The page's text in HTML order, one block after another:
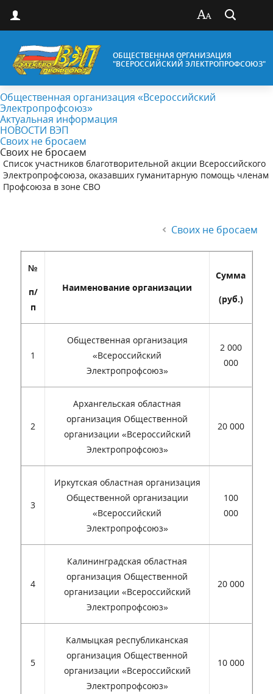
ОБЩЕСТВЕННАЯ ОРГАНИЗАЦИЯ
"ВСЕРОССИЙСКИЙ ЭЛЕКТРОПРОФСОЮЗ"
Общественная организация «Всероссийский
Электропрофсоюз»
Актуальная информация
НОВОСТИ ВЭП
Своих не бросаем
Своих не бросаем
Список участников благотворительной акции Всероссийского
Электропрофсоюза, оказавших гуманитарную помощь членам
Профсоюза в зоне СВО
Своих не бросаем
№
п/
п
Наименование организации
Сумма
(руб.)
1
Общественная организация
«Всероссийский
Электропрофсоюз»
2 000
000
2
Архангельская областная
организация Общественной
организации «Всероссийский
Электропрофсоюз»
20 000
3
Иркутская областная организация
Общественной организации
«Всероссийский
Электропрофсоюз»
100
000
4
Калининградская областная
организация Общественной
организации «Всероссийский
Электропрофсоюз»
20 000
5
Калмыцкая республиканская
организация Общественной
организации «Всероссийский
Электропрофсоюз»
10 000